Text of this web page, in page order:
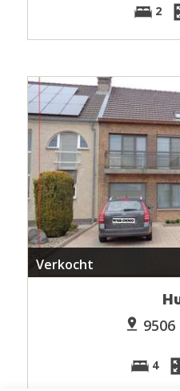
2
Verkocht
4